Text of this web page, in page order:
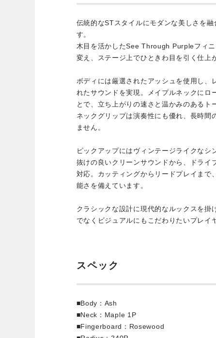
伝統的なSTスタイルにモダンな美しさを
す。
木目を活かしたSee Through Purpleフィ
変え、ステージ上でひときわ目を引く仕上
ボディには厳選されたアッシュを使用し、
れたサウンドを実現。メイプルネックにロ
とで、立ち上がりの速さと温かみのあるト
ネックグリップは演奏性にも優れ、長時間
ません。
ピックアップにはヴィンテージライクなシ
抜けの良いクリーンサウンドから、ドライ
対応。カッティングからリードプレイまで
能さを備えています。
クラシックな設計に現代的なルックスを掛
でなくビジュアルにもこだわりたいプレイ
スペック
■Body：Ash
■Neck：Maple 1P
■Fingerboard：Rosewood